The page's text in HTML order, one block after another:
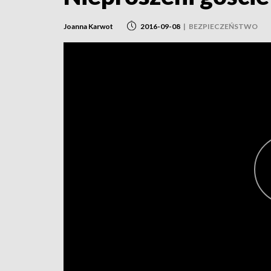
Joanna Karwot 2016-09-08 | BEZPIECZEŃSTWO